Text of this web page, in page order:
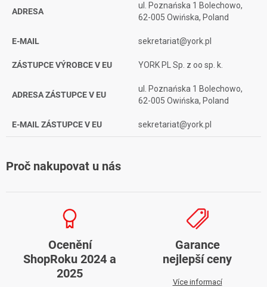
ADRESA
ul. Poznańska 1 Bolechowo,
62-005 Owińska, Poland
E-MAIL sekretariat@york.pl
ZÁSTUPCE VÝROBCE V EU YORK PL Sp. z oo sp. k.
ADRESA ZÁSTUPCE V EU
ul. Poznańska 1 Bolechowo,
62-005 Owińska, Poland
E-MAIL ZÁSTUPCE V EU sekretariat@york.pl
Proč nakupovat u nás
Ocenění
ShopRoku 2024 a
2025
Garance
nejlepší ceny
Více informací